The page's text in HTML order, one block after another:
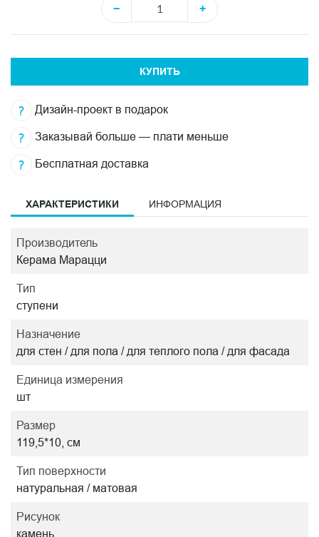
−
+
КУПИТЬ
Дизайн-проект в подарок
Заказывай больше — плати меньше
Бесплатная доставка
ХАРАКТЕРИСТИКИ ИНФОРМАЦИЯ
Производитель
Керама Марацци
Тип
ступени
Назначение
для стен / для пола / для теплого пола / для фасада
Единица измерения
шт
Размер
119,5*10, см
Тип поверхности
натуральная / матовая
Рисунок
камень